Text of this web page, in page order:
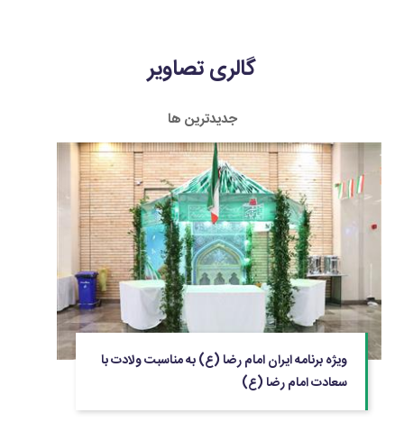
گالری تصاویر
جدیدترین ها
ویژه برنامه ایران امام رضا (ع) به مناسبت ولادت با
سعادت امام رضا (ع)